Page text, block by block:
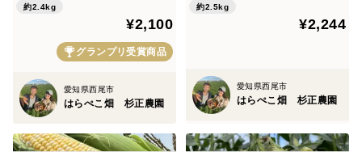
参、とうもろこしを栽培しています。
▼商品概要
一皮剥けば輝くように美しく、ぎっしり詰まった黄金の
粒がお楽しみいただけます。
一粒一粒が程よく柔らかくお子様からご年配の方にも楽
しんで頂けます。
約2.4kg
¥2,100
グランプリ受賞商品
愛知県西尾市
はらぺこ畑 杉正農園
約2.5kg
¥2,244
愛知県西尾市
はらぺこ畑 杉正農園